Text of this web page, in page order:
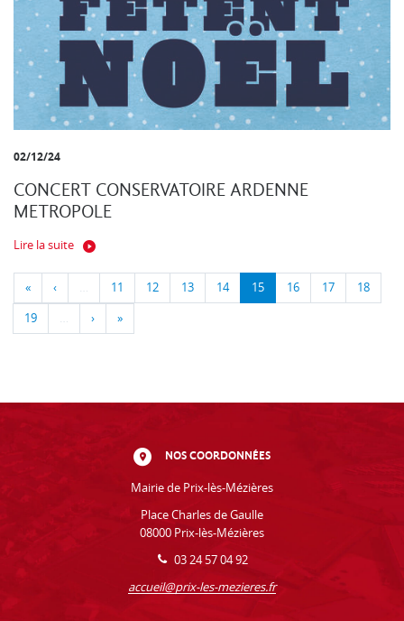
02/12/24
CONCERT CONSERVATOIRE ARDENNE
METROPOLE
Lire la suite
« ‹ … 11 12 13 14 15 16 17 18
19 … › »
NOS COORDONNÉES
Mairie de Prix-lès-Mézières
Place Charles de Gaulle
08000 Prix-lès-Mézières
03 24 57 04 92
accueil@prix-les-mezieres.fr